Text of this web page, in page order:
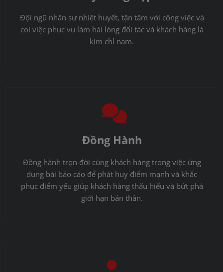
Đội ngũ nhân sự nhiệt huyết, tận tâm với công việc và
coi việc phục vụ làm hài lòng đối tác và khách hàng là
kim chỉ nam.
Đồng Hành
Đồng hành trọn đời cùng khách hàng trong việc ứng
dụng bài báo cáo để phát huy điểm mạnh và khắc
phục điểm yếu giúp khách hàng thấu hiểu và bứt phá
giới hạn bản thân.